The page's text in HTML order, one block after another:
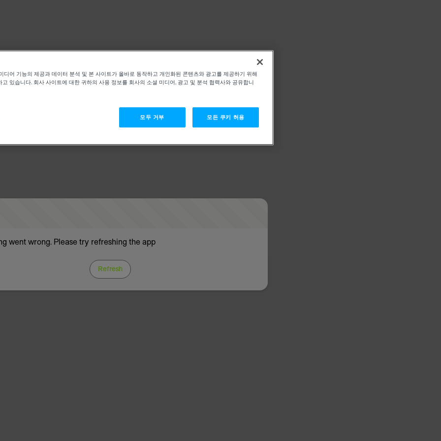
went wrong. Please try refreshing the app
Refresh
디어 기능의 제공과 데이터 분석 및 본 사이트가 올바로 동작하고 개인화된 콘텐츠와 광고를 제공하기 위해
고 있습니다. 회사 사이트에 대한 귀하의 사용 정보를 회사의 소셜 미디어, 광고 및 분석 협력사와 공유합니
모두 거부 모든 쿠키 허용